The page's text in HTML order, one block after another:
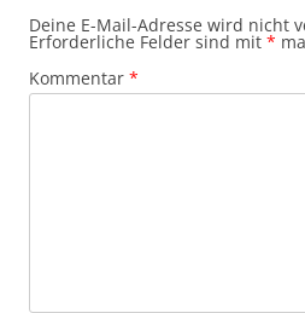
Deine E-Mail-Adresse wird nicht
Erforderliche Felder sind mit *
Kommentar *